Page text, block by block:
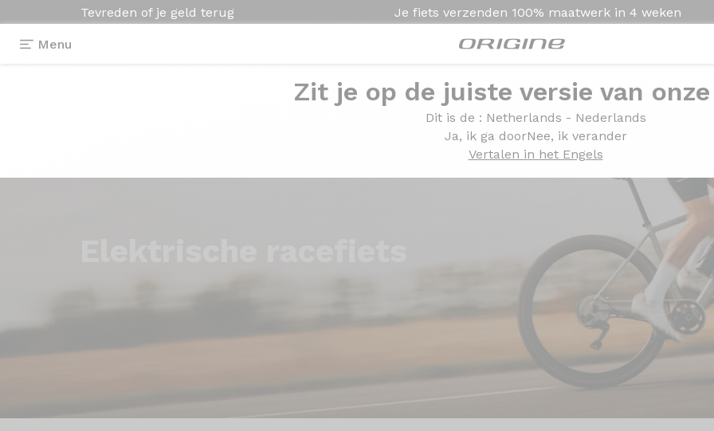
Tevreden of je geld terug Je fiets verzenden 100% maatwerk in 4 weken
Menu
Zit je op de juiste versie van
Dit is de : Netherlands - Nederlands
Ja, ik ga doorNee, ik verander
Vertalen in het Engels